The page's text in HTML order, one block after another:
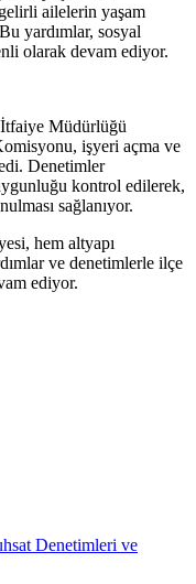
ailelerin yaşam
yardımlar, sosyal
olarak devam ediyor.
Müdürlüğü
işyeri açma ve
Denetimler
kontrol edilerek,
sağlanıyor.
hem altyapı
ve denetimlerle ilçe
ediyor.
Denetimleri ve